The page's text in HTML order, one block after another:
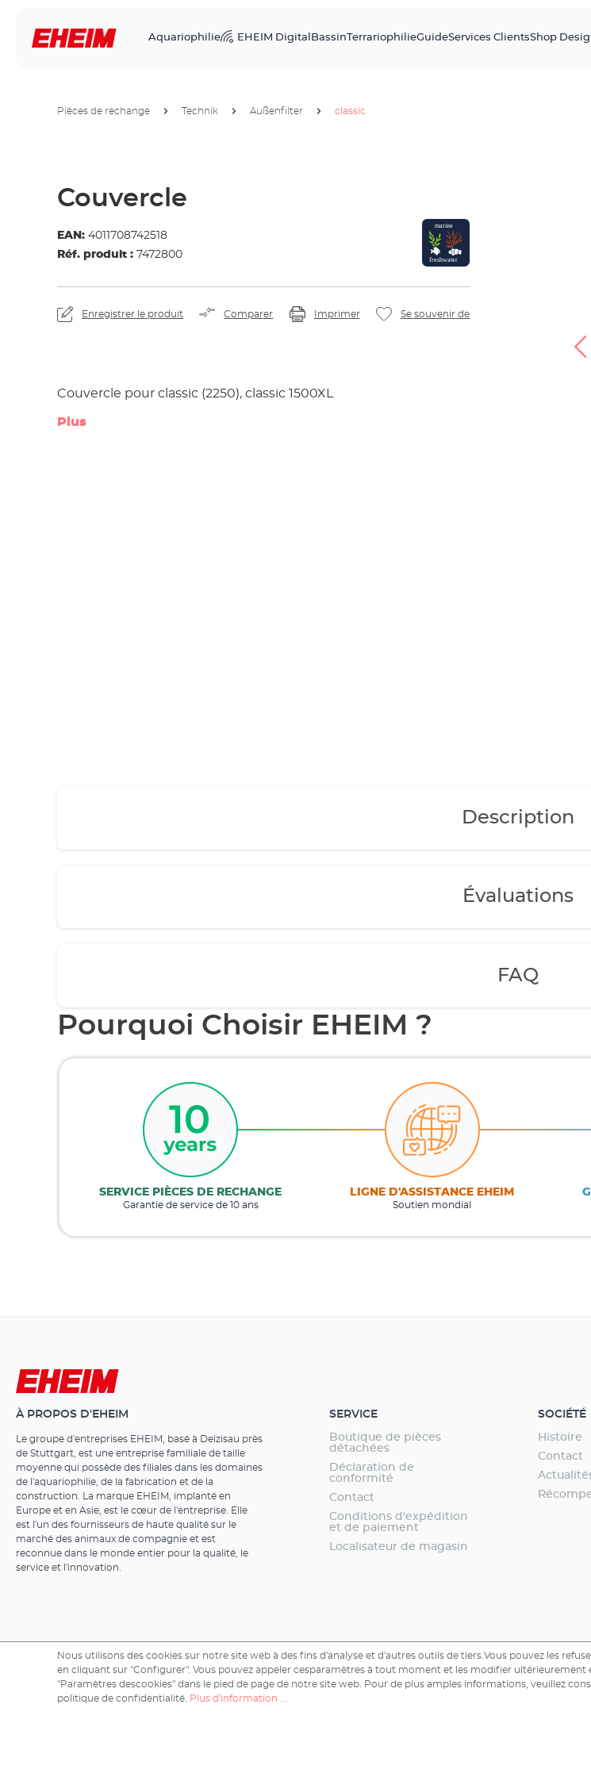
Aquariophilie EHEIM Digital BassinTerrariophilieGuideServices ClientsShop
Pièces de rechange Technik Außenfilter classic
Couvercle
EAN: 4011708742518
Réf. produit : 7472800
Enregistrer le produit Comparer Imprimer Se souvenir de
Couvercle pour classic (2250), classic 1500XL
Plus
Description
Évaluations
FAQ
Pourquoi Choisir EHEIM ?
SERVICE PIÈCES DE RECHANGE
Garantie de service de 10 ans
LIGNE D'ASSISTANCE EHEIM
Soutien mondial
À PROPOS D'EHEIM
Le groupe d'entreprises EHEIM, basé à Deizisau près
de Stuttgart, est une entreprise familiale de taille
moyenne qui possède des filiales dans les domaines
de l'aquariophilie, de la fabrication et de la
construction. La marque EHEIM, implanté en
Europe et en Asie, est le cœur de l'entreprise. Elle
est l'un des fournisseurs de haute qualité sur le
marché des animaux de compagnie et est
reconnue dans le monde entier pour la qualité, le
service et l'innovation.
SERVICE
Boutique de pièces
détachées
Déclaration de
conformité
Contact
Conditions d'expédition
et de paiement
Localisateur de magasin
SOCIÉTÉ
Histoire
Contact
Copyright © 2026 EHEIM GmbH & Co. KG.
Nous utilisons des cookies sur notre site web à des fins d'analyse et d'autres outils de tiers.Vous pouvez les
en cliquant sur "Configurer". Vous pouvez appeler cesparamètres à tout moment et les modifier ultérieurement
"Paramètres descookies" dans le pied de page de notre site web. Pour de plus amples informations, veuillez
politique de confidentialité.
Plus d'information ...